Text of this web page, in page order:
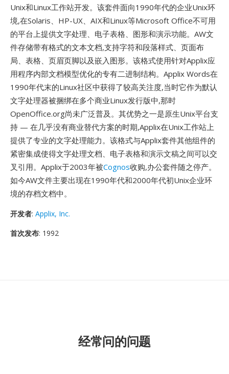
Unix和Linux工作站开发。该套件面向1990年代的企业Unix环
境,在Solaris、HP-UX、AIX和Linux等Microsoft Office不可用
的平台上提供文字处理、电子表格、图形和演示功能。AW文
件存储带有格式的文本文档,支持字符和段落样式、页面布
局、表格、页眉页脚以及嵌入图形。该格式使用针对Applix应
用程序内部文档模型优化的专有二进制结构。Applix Words在
1990年代末的Linux社区中获得了较高关注度,当时它作为默认
文字处理器被捆绑在多个商业Linux发行版中,那时
OpenOffice.org尚未广泛普及。其优势之一是原生Unix平台支
持 — 在几乎没有商业替代方案的时期,Applix在Unix工作站上
提供了专业的文字处理能力。该格式与Applix套件其他组件的
紧密集成使得文字处理文档、电子表格和演示文稿之间可以交
叉引用。Applix于2003年被Cognos收购,办公套件随之停产。
如今AW文件主要出现在1990年代和2000年代初Unix企业环
境的存档文档中。
开发者: Applix, Inc.
首次发布: 1992
经常问的问题